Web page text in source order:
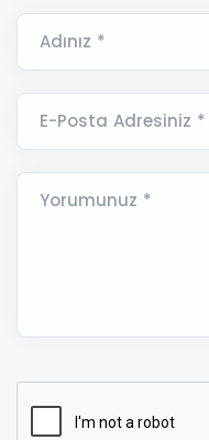
Adınız *
E-Posta Adresiniz *
Yorumunuz *